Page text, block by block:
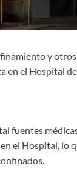
y
en el Hospital
fuentes
el Hospital, lo